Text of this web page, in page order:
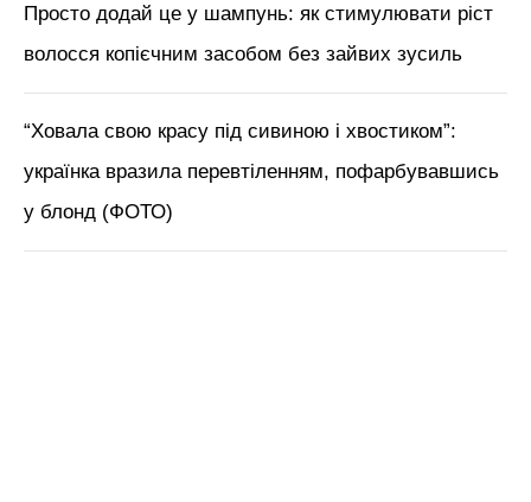
Просто додай це у шампунь: як стимулювати ріст
волосся копієчним засобом без зайвих зусиль
“Ховала свою красу під сивиною і хвостиком”:
українка вразила перевтіленням, пофарбувавшись
у блонд (ФОТО)